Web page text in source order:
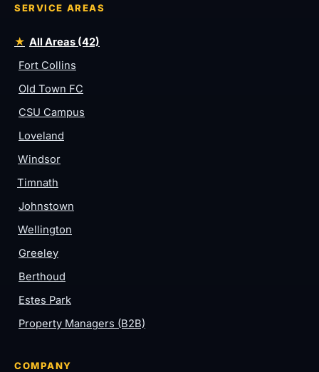
SERVICE AREAS
All Areas (42)
Fort Collins
Old Town FC
CSU Campus
Loveland
Windsor
Timnath
Johnstown
Wellington
Greeley
Berthoud
Estes Park
Property Managers (B2B)
COMPANY